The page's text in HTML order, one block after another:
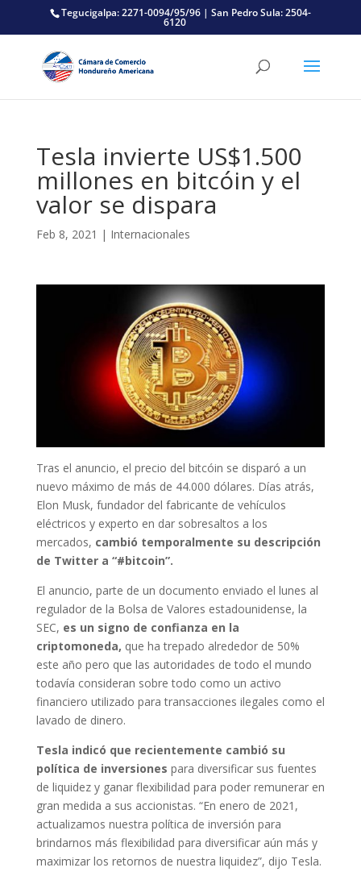
Tegucigalpa: 2271-0094/95/96 | San Pedro Sula: 2504-
6120
Tesla invierte US$1.500
millones en bitcóin y el
valor se dispara
Feb 8, 2021 | Internacionales
Tras el anuncio, el precio del bitcóin se disparó a un
nuevo máximo de más de 44.000 dólares. Días atrás,
Elon Musk, fundador del fabricante de vehículos
eléctricos y experto en dar sobresaltos a los
mercados, cambió temporalmente su descripción
de Twitter a “#bitcoin”.
El anuncio, parte de un documento enviado el lunes al
regulador de la Bolsa de Valores estadounidense, la
SEC, es un signo de confianza en la
criptomoneda, que ha trepado alrededor de 50%
este año pero que las autoridades de todo el mundo
todavía consideran sobre todo como un activo
financiero utilizado para transacciones ilegales como el
lavado de dinero.
Tesla indicó que recientemente cambió su
política de inversiones para diversificar sus fuentes
de liquidez y ganar flexibilidad para poder remunerar en
gran medida a sus accionistas. “En enero de 2021,
actualizamos nuestra política de inversión para
brindarnos más flexibilidad para diversificar aún más y
maximizar los retornos de nuestra liquidez”, dijo Tesla.